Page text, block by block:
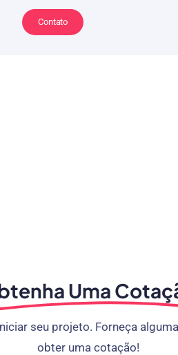
Contato
Uma
seu projeto. Forneça
obter uma cotação!